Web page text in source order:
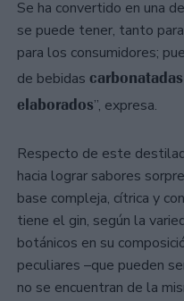
Se ha convertido en una
se puede tener, tanto
para los consumidores;
de bebidas
elaborados”, expresa.
Respecto de este
hacia lograr sabores
base compleja, cítrica y
tiene el gin, según la
botánicos en su
peculiares –que pueden
no se encuentran de la